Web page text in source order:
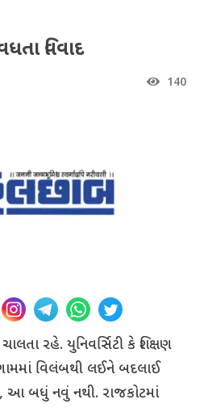
વિવાદ
140
ચાલતા રહે. યુનિવર્સિટી કે શિક્ષણ
વિલંબથી લઈને બદલાઈ
બધું નવું નથી. રાજકોટમાં